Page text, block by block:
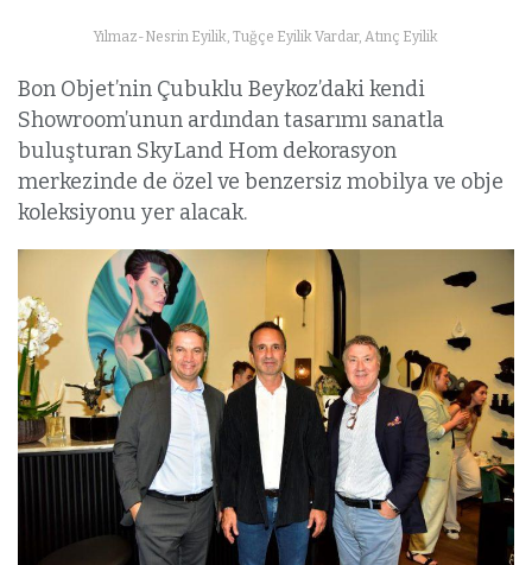
Yılmaz-Nesrin Eyilik, Tuğçe Eyilik Vardar, Atınç Eyilik
Bon Objet’nin Çubuklu Beykoz’daki kendi
Showroom’unun ardından tasarımı sanatla
buluşturan SkyLand Hom dekorasyon
merkezinde de özel ve benzersiz mobilya ve obje
koleksiyonu yer alacak.